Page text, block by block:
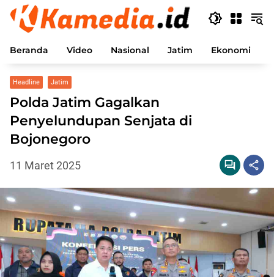
Langsung
konten
Beranda Video Nasional Jatim Ekonomi
Headline Jatim
Polda Jatim Gagalkan
Penyelundupan Senjata di
Bojonegoro
11 Maret 2025